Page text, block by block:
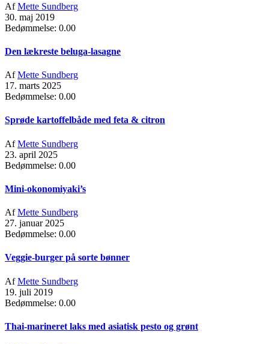
AfMette Sundberg
30. maj 2019
Bedømmelse: 0.00
Den lækreste beluga-lasagne
AfMette Sundberg
17. marts 2025
Bedømmelse: 0.00
Sprøde kartoffelbåde med feta & citron
AfMette Sundberg
23. april 2025
Bedømmelse: 0.00
Mini-okonomiyaki’s
AfMette Sundberg
27. januar 2025
Bedømmelse: 0.00
Veggie-burger på sorte bønner
AfMette Sundberg
19. juli 2019
Bedømmelse: 0.00
Thai-marineret laks med asiatisk pesto og grønt